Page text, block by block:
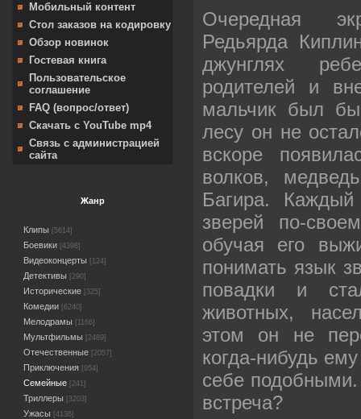
Мобильный контент
Стол заказов на кодировку
Обзор новинок
Гостевая книга
Пользовательское
соглашение
FAQ (вопрос/ответ)
Скачать с YouTube mp4
Связь с администрацией
сайта
Жанр
Клипы [5614]
Боевики [4398]
Видеоконцерты [124]
Детективы [290]
Исторические [325]
Комедии [6240]
Мелодрамы [1166]
Мультфильмы [2489]
Отечественные [2057]
Приключения [954]
Семейные [241]
Триллеры [3203]
Ужасы [4136]
Очередная
Редьярда
джунглях
родителей и
мальчик был
лесу он не
вскоре
волков,
Багира.
зверей по-
обучая его
понимать язык
повадки и
животных,
этом он не
когда-нибудь
себе подобными.
встреча?